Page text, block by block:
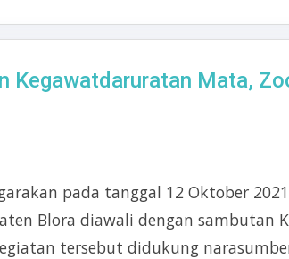
Kegawatdaruratan Mata,
pada tanggal 12 Oktober
Blora diawali dengan sambutan
tersebut didukung